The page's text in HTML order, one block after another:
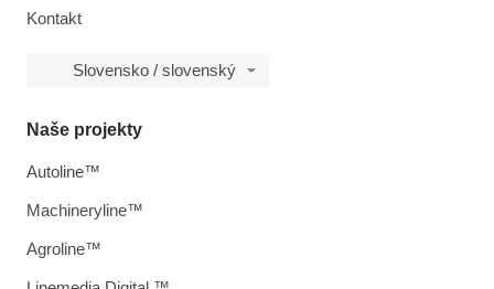
Kontakt
Slovensko / slovenský
Naše projekty
Autoline™
Machineryline™
Agroline™